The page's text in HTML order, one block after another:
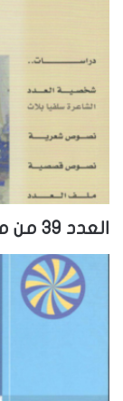
العدد 39 من مجلة “الجسرة الثقافية”